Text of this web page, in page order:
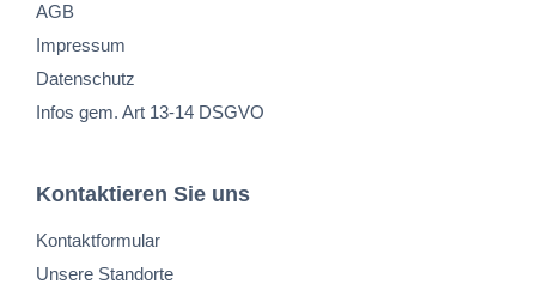
AGB
Impressum
Datenschutz
Infos gem. Art 13-14 DSGVO
Kontaktieren Sie uns
Kontaktformular
Unsere Standorte